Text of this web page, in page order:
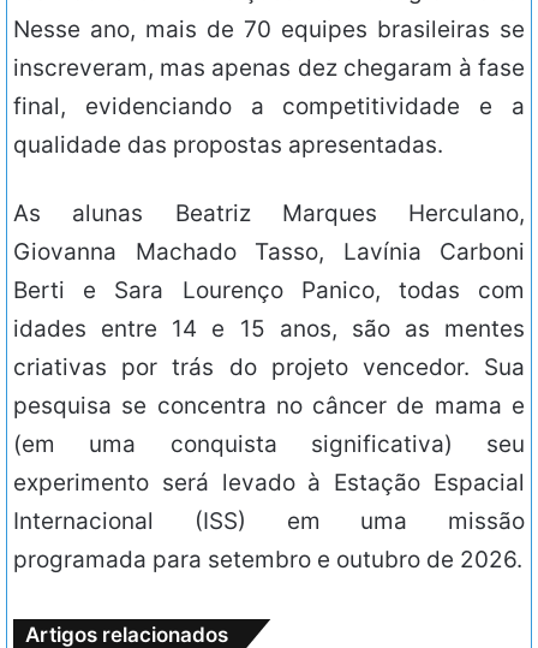
Nesse ano, mais de 70 equipes brasileiras se
inscreveram, mas apenas dez chegaram à fase
final, evidenciando a competitividade e a
qualidade das propostas apresentadas.
As alunas Beatriz Marques Herculano,
Giovanna Machado Tasso, Lavínia Carboni
Berti e Sara Lourenço Panico, todas com
idades entre 14 e 15 anos, são as mentes
criativas por trás do projeto vencedor. Sua
pesquisa se concentra no câncer de mama e
(em uma conquista significativa) seu
experimento será levado à Estação Espacial
Internacional (ISS) em uma missão
programada para setembro e outubro de 2026.
Artigos relacionados